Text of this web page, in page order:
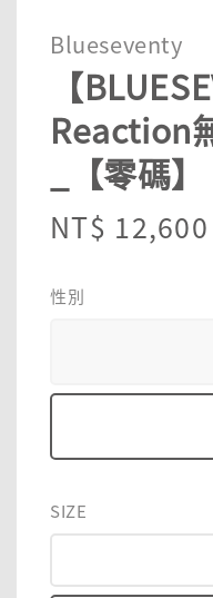
Blueseventy
【
Reaction
_【零碼】
Sale
NT$ 12,600
性別
SIZE